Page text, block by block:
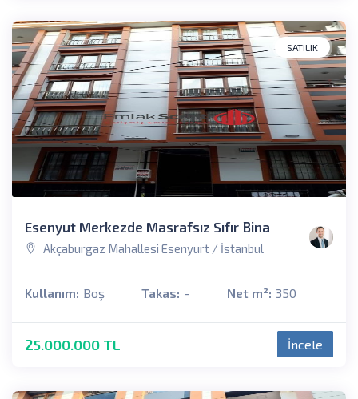
SATILIK
Esenyut Merkezde Masrafsız Sıfır Bina
Akçaburgaz Mahallesi Esenyurt / İstanbul
Kullanım: Boş Takas: - Net m²: 350
25.000.000 TL İncele